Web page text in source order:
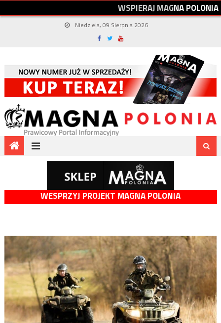
WSPIERAJMAGNAPOLONIA
Niedziela, 09 Sierpnia 2026
WESPRZYJ PROJEKT MAGNA POLONIA